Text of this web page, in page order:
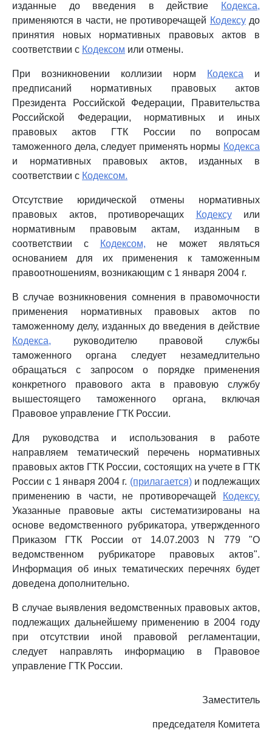
изданные до введения в действие
Кодекса,
применяются в части, не противоречащей Кодексудо
принятия новых нормативных правовых актов в
соответствии с Кодексом или отмены.
При возникновении коллизии норм Кодекса и
предписаний нормативных правовых актов
Президента Российской Федерации, Правительства
Российской Федерации, нормативных и иных
правовых актов ГТК России по вопросам
таможенного дела, следует применять нормы Кодекса
и нормативных правовых актов, изданных в
соответствии с Кодексом.
Отсутствие юридической отмены нормативных
правовых актов, противоречащих
Кодексуили
нормативным правовым актам, изданным в
соответствии с
Кодексом, не может являться
основанием для их применения к таможенным
правоотношениям, возникающим с 1 января 2004 г.
В случае возникновения сомнения в правомочности
применения нормативных правовых актов по
таможенному делу, изданных до введения в действие
Кодекса, руководителю правовой службы
таможенного органа следует незамедлительно
обращаться с запросом о порядке применения
конкретного правового акта в правовую службу
вышестоящего таможенного органа, включая
Правовое управление ГТК России.
Для руководства и использования в работе
направляем тематический перечень нормативных
правовых актов ГТК России, состоящих на учете в ГТК
России с 1 января 2004 г. (прилагается)и подлежащих
применению в части, не противоречащей
Кодексу.
Указанные правовые акты систематизированы на
основе ведомственного рубрикатора, утвержденного
Приказом ГТК России от 14.07.2003 N 779 "О
ведомственном рубрикаторе правовых актов".
Информация об иных тематических перечнях будет
доведена дополнительно.
В случае выявления ведомственных правовых актов,
подлежащих дальнейшему применению в 2004 году
при отсутствии иной правовой регламентации,
следует направлять информацию в Правовое
управление ГТК России.
Заместитель
председателя Комитета